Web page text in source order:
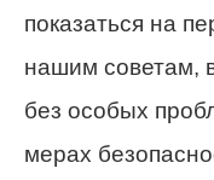
показаться на
нашим советам,
без особых
мерах